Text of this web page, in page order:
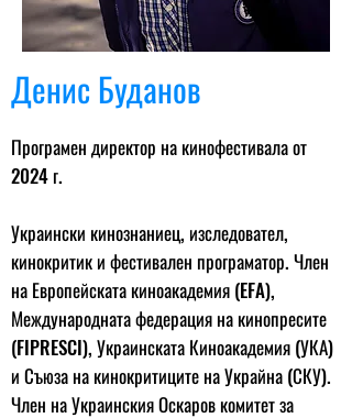
Денис Буданов
Програмен директор на кинофестивала от
2024 г.
Украински кинознаниец, изследовател,
кинокритик и фестивален програматор. Член
на Европейската киноакадемия (EFA),
Международната федерация на кинопресите
(FIPRESCI), Украинската Киноакадемия (УКА)
и Съюза на кинокритиците на Украйна (СКУ).
Член на Украинския Оскаров комитет за